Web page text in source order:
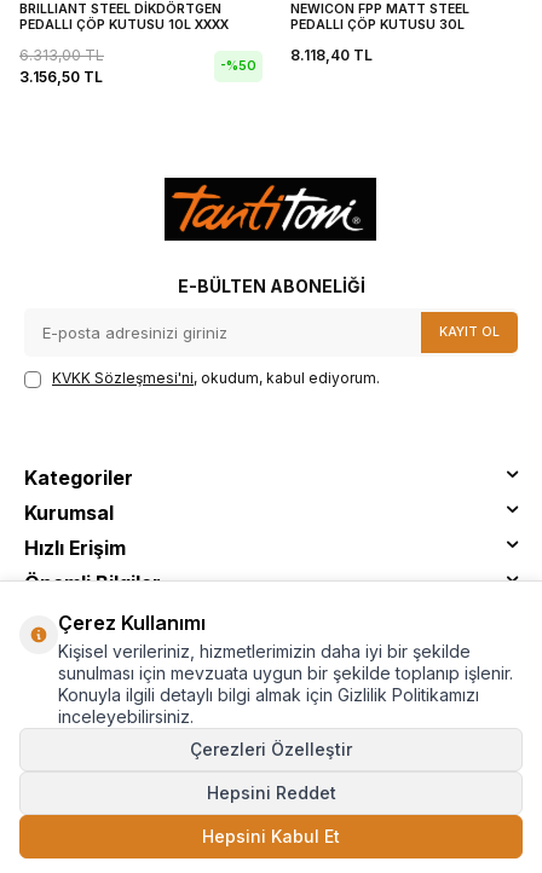
SEPETE EKLE
BRILLIANT STEEL DİKDÖRTGEN
PEDALLI ÇÖP KUTUSU 10L XXXX
6.313,00TL
3.156,50 TL
-%50
NEWICON FPP MATT STEEL
PEDALLI ÇÖP KUTUSU 30L
8.118,40TL
E-BÜLTEN ABONELIĞI
KAYIT OL
KVKK Sözleşmesi'ni, okudum, kabul ediyorum.
Kategoriler
Kurumsal
Hızlı Erişim
Önemli Bilgiler
T-SoftE-TicaretSistemleriyle Hazırlanmıştır.
Çerez Kullanımı
Kişisel verileriniz, hizmetlerimizin daha iyi bir şekilde
sunulması için mevzuata uygun bir şekilde toplanıp işlenir.
Konuyla ilgili detaylı bilgi almak için Gizlilik Politikamızı
inceleyebilirsiniz.
Çerezleri Özelleştir
Hepsini Reddet
Hepsini Kabul Et